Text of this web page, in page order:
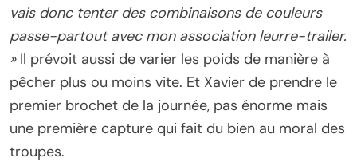
vais donc tenter des combinaisons de couleurs
passe-partout avec mon association leurre-trailer.
»Il prévoit aussi de varier les poids de manière à
pêcher plus ou moins vite. Et Xavier de prendre le
premier brochet de la journée, pas énorme mais
une première capture qui fait du bien au moral des
troupes.